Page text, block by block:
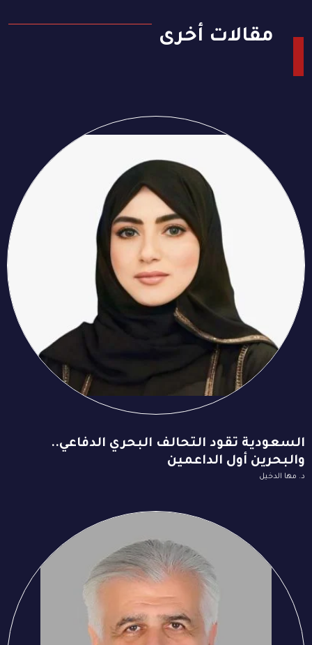
مقالات أخرى
السعودية تقود التحالف البحري الدفاعي..
والبحرين أول الداعمين
د. مها الدخيل